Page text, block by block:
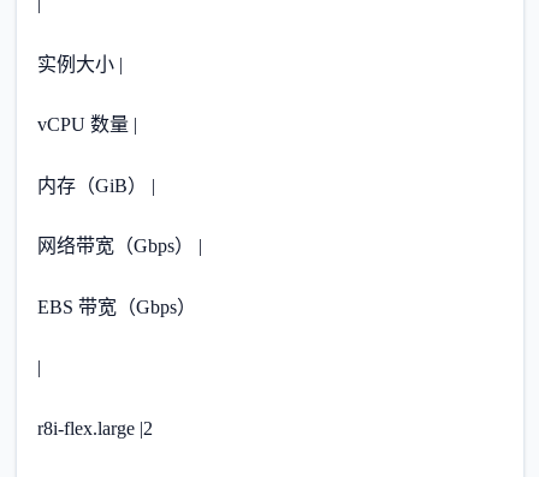
实例大小 |
vCPU 数量 |
内存（GiB） |
网络带宽（Gbps） |
EBS 带宽（Gbps）
|
r8i-flex.large |2